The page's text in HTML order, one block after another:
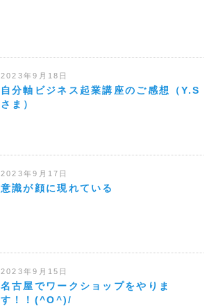
2023年9月18日
自分軸ビジネス起業講座のご感想（Y.S
さま）
2023年9月17日
意識が顔に現れている
2023年9月15日
名古屋でワークショップをやりま
す！！(^O^)/